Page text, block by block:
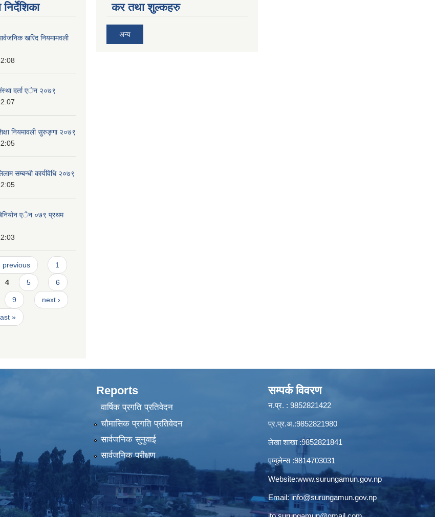
खरिद नियमामवली
दर्ता एेन २०७९
नियमावली सुरुङ्गा २०७९
सम्बन्धी कार्यविधि २०७९
एेन ०७९ प्रथम
previous 1
4 5 6
9 next ›
»
कर तथा शुल्कहरु
अन्य
Reports
वार्षिक प्रगति प्रतिवेदन
चौमासिक प्रगति प्रतिवेदन
सार्वजनिक सुनुवाई
सार्वजनिक परीक्षण
सम्पर्क विवरण
न.प्र. : 9852821422
प्र.प्र.अ.:9852821980
लेखा शाखा :9852821841
एम्बुलेन्स :9814703031
Website:www.surungamun.gov.np
Email:info@surungamun.gov.np